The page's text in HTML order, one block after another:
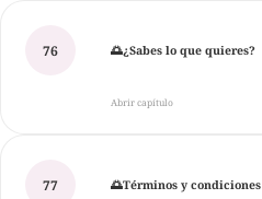
76 🌅¿Sabes lo que quieres?
Abrir capítulo
77 🌅Términos y condiciones